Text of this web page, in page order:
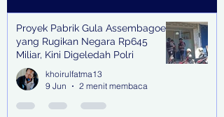
Proyek Pabrik Gula Assembagoes
yang Rugikan Negara Rp645
Miliar, Kini Digeledah Polri
khoirulfatma13
9 Jun
2 menit membaca